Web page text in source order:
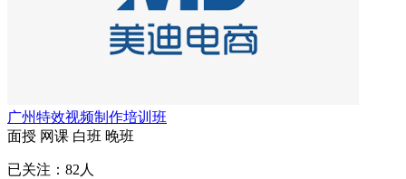
广州特效视频制作培训班
面授 网课 白班 晚班
已关注： 82 人